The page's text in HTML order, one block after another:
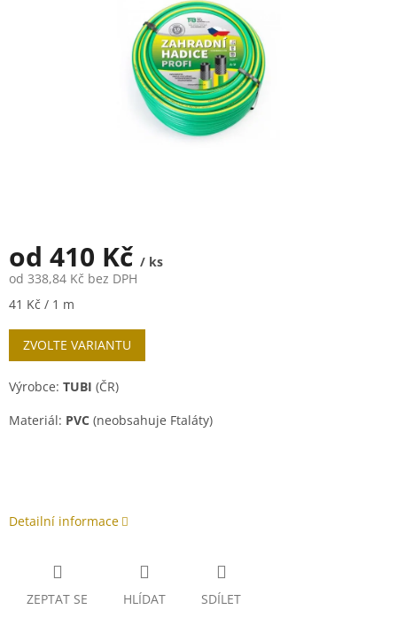
od 410 Kč / ks
od 338,84 Kč bez DPH
Měrná
41 Kč / 1 m
ZVOLTE VARIANTU
Výrobce: TUBI (ČR)
Materiál: PVC (neobsahuje Ftaláty)
Detailní informace
ZEPTAT SE HLÍDAT SDÍLET